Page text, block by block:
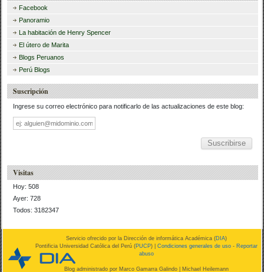
Facebook
Panoramio
La habitación de Henry Spencer
El útero de Marita
Blogs Peruanos
Perú Blogs
Suscripción
Ingrese su correo electrónico para notificarlo de las actualizaciones de este blog:
Dirección
de
correo
Visitas
Hoy: 508
Ayer: 728
Todos: 3182347
Servicio ofrecido por la Dirección de informática Académica (DIA)
Pontificia Universidad Católica del Perú (PUCP) |Condiciones generales de uso - Reportar
abuso
Blog administrado por Marco Gamarra Galindo | Michael Heilemann